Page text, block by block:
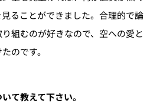
ることができました。合理的で論
組むのが好きなので、空への愛と
のです。
て教えて下さい。